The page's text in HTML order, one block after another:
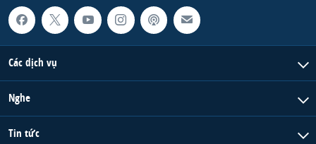
Các dịch vụ
Nghe
Tin tức